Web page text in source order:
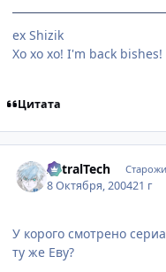
ex Shizik
Хо хо хо! I'm back bishes!
Цитата
AstralTech
8 Октября, 200421 г
У корого смотрено
ту же Еву?